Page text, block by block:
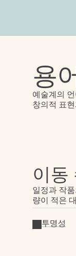
용
예술계의
창의적 표
이동
일정과 작
량이 적은
투명성